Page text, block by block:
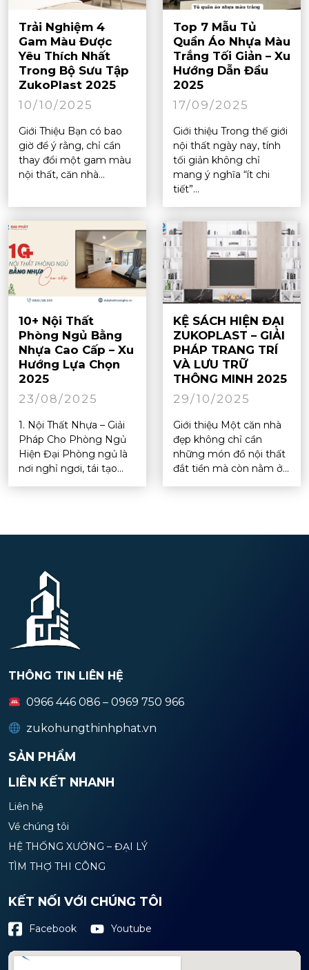
Trải Nghiệm 4
Gam Màu Được
Yêu Thích Nhất
Trong Bộ Sưu Tập
ZukoPlast 2025
10/10/2025
Giới Thiệu Bạn có bao
giờ để ý rằng, chỉ cần
thay đổi một gam màu
nội thất, căn nhà...
Top 7 Mẫu Tủ
Quần Áo Nhựa Màu
Trắng Tối Giản – Xu
Hướng Dẫn Đầu
2025
17/09/2025
Giới thiệu Trong thế giới
nội thất ngày nay, tính
tối giản không chỉ
mang ý nghĩa “ít chi
tiết”...
10+ Nội Thất
Phòng Ngủ Bằng
Nhựa Cao Cấp – Xu
Hướng Lựa Chọn
2025
23/08/2025
1. Nội Thất Nhựa – Giải
Pháp Cho Phòng Ngủ
Hiện Đại Phòng ngủ là
nơi nghỉ ngơi, tái tạo...
KỆ SÁCH HIỆN ĐẠI
ZUKOPLAST – GIẢI
PHÁP TRANG TRÍ
VÀ LƯU TRỮ
THÔNG MINH 2025
29/10/2025
Giới thiệu Một căn nhà
đẹp không chỉ cần
những món đồ nội thất
đắt tiền mà còn nằm ở...
THÔNG TIN LIÊN HỆ
0966 446 086 – 0969 750 966
zukohungthinhphat.vn
SẢN PHẨM
LIÊN KẾT NHANH
Liên hệ
Về chúng tôi
HỆ THỐNG XƯỞNG – ĐẠI LÝ
TÌM THỢ THI CÔNG
KẾT NỐI VỚI CHÚNG TÔI
Facebook Youtube